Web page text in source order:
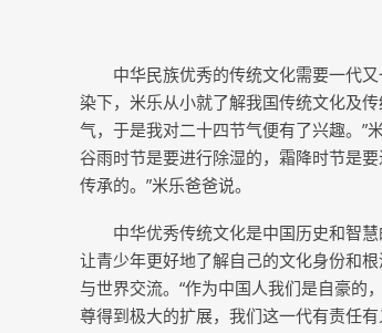
中华民族优秀的传统文化需要一代
染下，米乐从小就了解我国传统文化及
气，于是我对二十四节气便有了兴趣。”
谷雨时节是要进行除湿的，霜降时节是
传承的。”米乐爸爸说。
中华优秀传统文化是中国历史和智
让青少年更好地了解自己的文化身份和
与世界交流。“作为中国人我们是自豪的
尊得到极大的扩展，我们这一代有责任